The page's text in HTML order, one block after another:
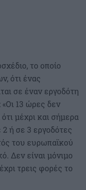
το οποίο
ότι ένας
σε έναν εργοδότη
13 ώρες δεν
μέχρι και σήμερα
ή σε 3 εργοδότες
του ευρωπαϊκού
Δεν είναι μόνιμο
τρεις φορές το